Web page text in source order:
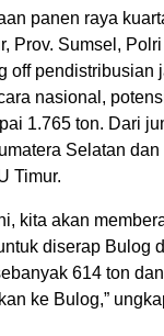
panen raya
Prov. Sumsel,
off pendistribusian
nasional,
1.765 ton. Dari
Selatan
Timur.
kita akan
diserap Bulog
614 ton
ke Bulog,”